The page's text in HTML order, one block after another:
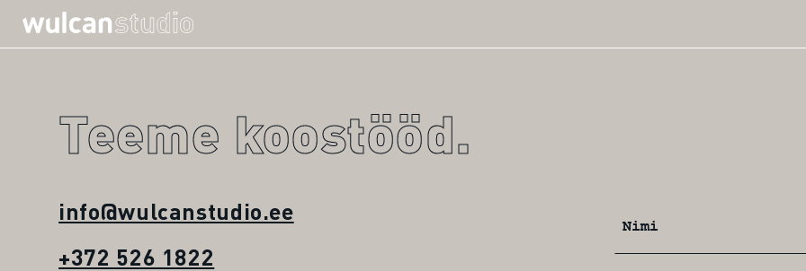
Teeme koostööd.
info@wulcanstudio.ee
+372 526 1822
Nimi